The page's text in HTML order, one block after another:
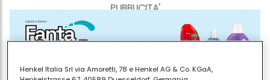
PUBBLICITA'
Henkel Italia Srl via Amoretti, 78 e Henkel AG & Co. KGaA,